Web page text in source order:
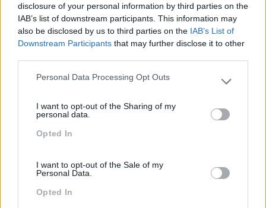
disclosure of your personal information by third parties on the
IAB’s list of downstream participants. This information may
also be disclosed by us to third parties on the IAB’s List of
Downstream Participants that may further disclose it to other
Please note that this website/app uses one or more Google
not limited to your visit or usage behaviour. You may click to
grant or deny consent to Google and its third-party tags to
use your data for below specified purposes in below Google
Personal Data Processing Opt Outs
I want to opt-out of the Sharing of my
personal data.
Opted In
I want to opt-out of the Sale of my
Personal Data.
Opted In
Desenvolvimento
Desenvolvimento De Competências
Entrevista
Inglês
Interculturalidade
Liderança
Mudança